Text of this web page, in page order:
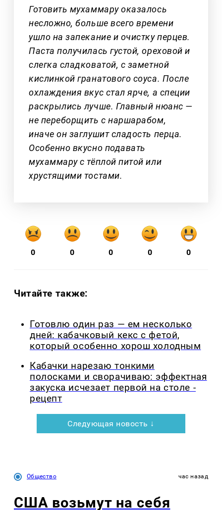
Готовить мухаммару оказалось
несложно, больше всего времени
ушло на запекание и очистку перцев.
Паста получилась густой, ореховой и
слегка сладковатой, с заметной
кислинкой гранатового соуса. После
охлаждения вкус стал ярче, а специи
раскрылись лучше. Главный нюанс —
не переборщить с наршарабом,
иначе он заглушит сладость перца.
Особенно вкусно подавать
мухаммару с тёплой питой или
хрустящими тостами.
0 0 0 0 0
Читайте также:
Готовлю один раз — ем несколько
дней: кабачковый кекс с фетой,
который особенно хорош холодным
Кабачки нарезаю тонкими
полосками и сворачиваю: эффектная
закуска исчезает первой на столе -
рецепт
Следующая новость ↓
Общество час назад
США возьмут на себя